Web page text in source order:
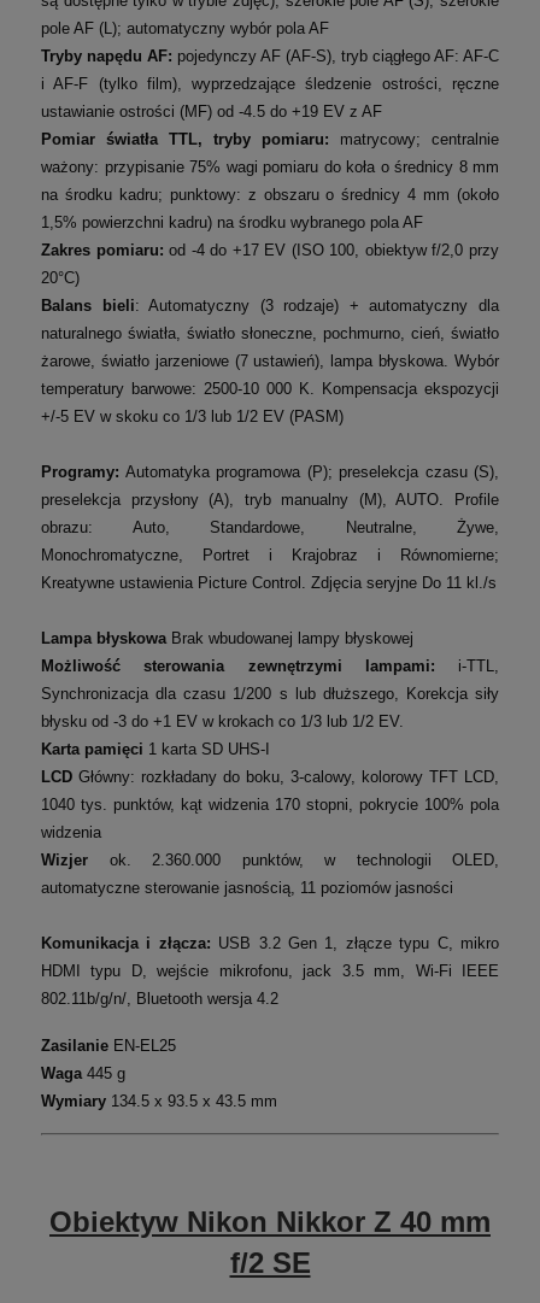
pole AF (L); automatyczny wybór pola AF
Tryby napędu AF: pojedynczy AF (AF-S), tryb ciągłego AF: AF-C
i AF-F (tylko film), wyprzedzające śledzenie ostrości, ręczne
ustawianie ostrości (MF) od -4.5 do +19 EV z AF
Pomiar światła TTL, tryby pomiaru: matrycowy; centralnie
ważony: przypisanie 75% wagi pomiaru do koła o średnicy 8 mm
na środku kadru; punktowy: z obszaru o średnicy 4 mm (około
1,5% powierzchni kadru) na środku wybranego pola AF
Zakres pomiaru: od -4 do +17 EV (ISO 100, obiektyw f/2,0 przy
20°C)
Balans bieli: Automatyczny (3 rodzaje) + automatyczny dla
naturalnego światła, światło słoneczne, pochmurno, cień, światło
żarowe, światło jarzeniowe (7 ustawień), lampa błyskowa. Wybór
temperatury barwowe: 2500-10 000 K. Kompensacja ekspozycji
+/-5 EV w skoku co 1/3 lub 1/2 EV (PASM)
Programy: Automatyka programowa (P); preselekcja czasu (S),
preselekcja przysłony (A), tryb manualny (M), AUTO. Profile
obrazu: Auto, Standardowe, Neutralne, Żywe,
Monochromatyczne, Portret i Krajobraz i Równomierne;
Kreatywne ustawienia Picture Control. Zdjęcia seryjne Do 11 kl./s
Lampa błyskowa Brak wbudowanej lampy błyskowej
Możliwość sterowania zewnętrzymi lampami: i-TTL,
Synchronizacja dla czasu 1/200 s lub dłuższego, Korekcja siły
błysku od -3 do +1 EV w krokach co 1/3 lub 1/2 EV.
Karta pamięci 1 karta SD UHS-I
LCD Główny: rozkładany do boku, 3-calowy, kolorowy TFT LCD,
1040 tys. punktów, kąt widzenia 170 stopni, pokrycie 100% pola
widzenia
Wizjer ok. 2.360.000 punktów, w technologii OLED,
automatyczne sterowanie jasnością, 11 poziomów jasności
Komunikacja i złącza: USB 3.2 Gen 1, złącze typu C, mikro
HDMI typu D,
wejście mikrofonu, jack 3.5 mm,
Wi-Fi IEEE
802.11b/g/n/, Bluetooth wersja 4.2
Zasilanie EN-EL25
Waga 445 g
Wymiary 134.5 x 93.5 x 43.5 mm
Obiektyw Nikon Nikkor Z 40 mm
f/2 SE